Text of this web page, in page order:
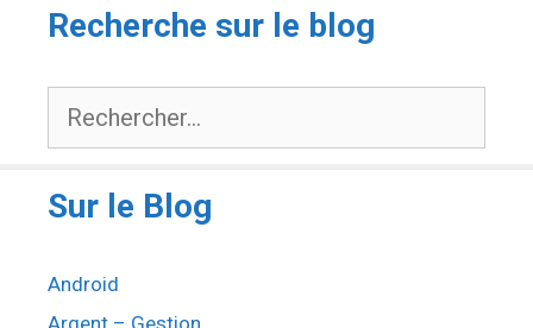
Recherche sur le blog
Rechercher :
Sur le Blog
Android